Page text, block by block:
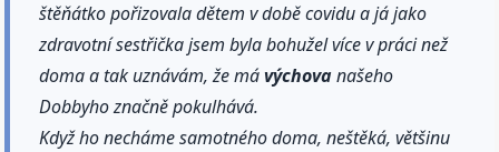
štěňátko pořizovala dětem v době covidu a já jako
zdravotní sestřička jsem byla bohužel více v práci než
doma a tak uznávám, že mávýchovanašeho
Dobbyho značně pokulhává.
Když ho necháme samotného doma, neštěká, většinu